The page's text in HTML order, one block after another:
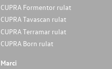
CUPRA Formentor rulat
CUPRA Tavascan rulat
CUPRA Terramar rulat
CUPRA Born rulat
Marci